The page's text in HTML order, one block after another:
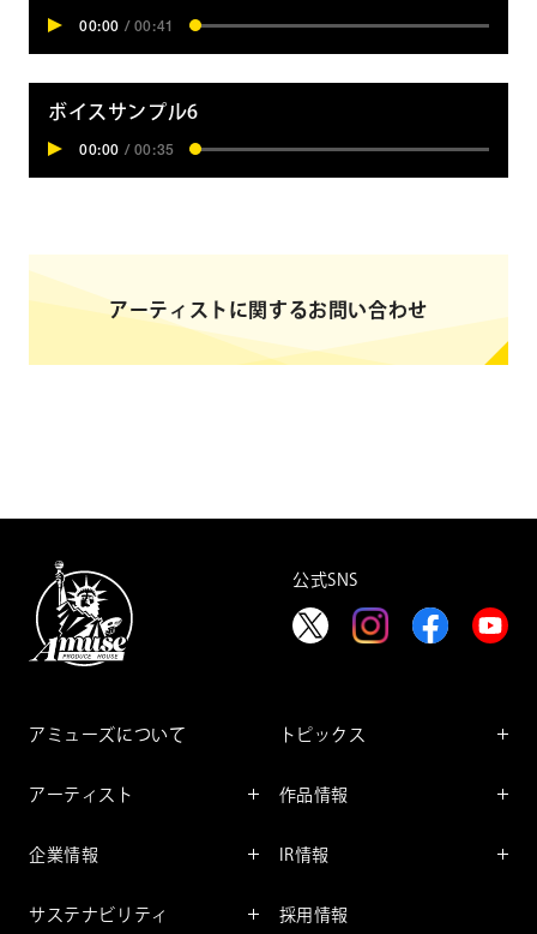
00:00 / 00:41
ボイスサンプル6
00:00 / 00:35
アーティストに関するお問い合わせ
公式SNS
アミューズについて
アーティスト
企業情報
サステナビリティ
トピックス
レポート
作品情報
コミック
IR情報
採用情報